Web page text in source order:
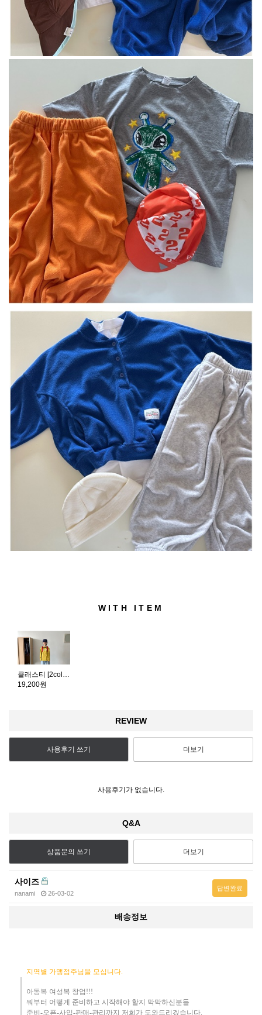
WITH ITEM
19,200원
REVIEW
사용후기 쓰기 더보기
사용후기가 없습니다.
Q&A
상품문의 쓰기 더보기
사이즈
nanami 26-03-02
답변완료
배송정보
지역별 가맹점주님을 모십니다.
아동복 여성복 창업!!!
뭐부터 어떻게 준비하고 시작해야 할지 막막하신분들
준비-오픈-사입-판매-관리까지 저희가 도와드리겠습니다